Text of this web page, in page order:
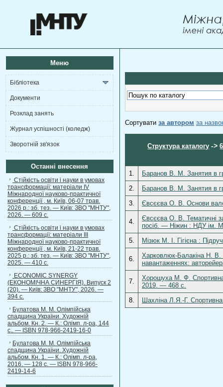
Меню
Бібліотека
Документи
Розклад занять
Журнал успішності (коледж)
Зворотній зв'язок
Останні внесення
Стійкість освіти і науки в умовах
трансформації: матеріали ІV
Міжнародної науково-практичної
конференції , м. Київ, 06-07 трав.
2026 р.: зб. тез. — Київ: ЗВО "МНТУ",
2026. — 609 с.
Стійкість освіти і науки в умовах
трансформації: матеріали ІІІ
Міжнародної науково-практичної
конференції , м. Київ, 21-22 трав.
2025 р.: зб. тез. — Київ: ЗВО "МНТУ",
2025. — 410 с.
ECONOMIC SYNERGY
(ЕКОНОМІЧНА СИНЕРГІЯ). Випуск 2
(20). — Київ: ЗВО "МНТУ", 2026. —
394 с.
Булатова М. М. Олімпійська
спадщина України. Художній
альбом. Кн. 2. — К.: Олімп. л-ра, 144
с.. — ISBN 978-966-2419-16-0
Булатова М. М. Олімпійська
спадщина України. Художній
альбом. Кн. 1. — К.: Олімп. л-ра,
2016. — 128 с. — ISBN 978-966-
2419-14-6
Сортувати за автором за
Структура каталогу ->
1.
Баранов В. М. Занятия в
2.
Баранов В. М. Занятия в
3.
Євсєєва О. В. Основи
4.
Євсєєва О. В. Тематичні
посіб. — Ніжин : НДУ ім.
5.
Мізюк М. І. Гігієна :
6.
Харковлюк-Балакіна Н. В.
навантаженнях:
7.
Хорошуха М. Ф. Спортивна
2019. — 468 с.
8.
Шахліна Л.Я.-Г.